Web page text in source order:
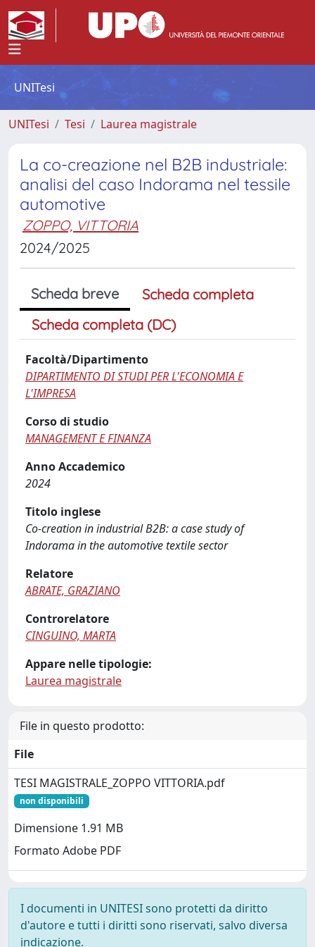
UNITesi
UNITesi Tesi Laurea magistrale
La co-creazione nel B2B industriale:
analisi del caso Indorama nel tessile
automotive
ZOPPO, VITTORIA
2024/2025
Scheda breve
Scheda completa
Scheda completa (DC)
Facoltà/Dipartimento
DIPARTIMENTO DI STUDI PER L'ECONOMIA E
L'IMPRESA
Corso di studio
MANAGEMENT E FINANZA
Anno Accademico
2024
Titolo inglese
Co-creation in industrial B2B: a case study of
Indorama in the automotive textile sector
Relatore
ABRATE, GRAZIANO
Controrelatore
CINGUINO, MARTA
Appare nelle tipologie:
Laurea magistrale
File in questo prodotto:
File
TESI MAGISTRALE_ZOPPO VITTORIA.pdf
non disponibili
Dimensione 1.91 MB
Formato Adobe PDF
I documenti in UNITESI sono protetti da diritto
d'autore e tutti i diritti sono riservati, salvo diversa
indicazione.